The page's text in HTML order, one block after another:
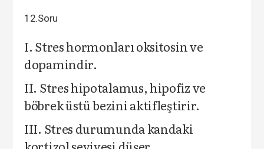
12.Soru
I. Stres hormonları oksitosin ve
dopamindir.
II. Stres hipotalamus, hipofiz ve
böbrek üstü bezini aktifleştirir.
III. Stres durumunda kandaki